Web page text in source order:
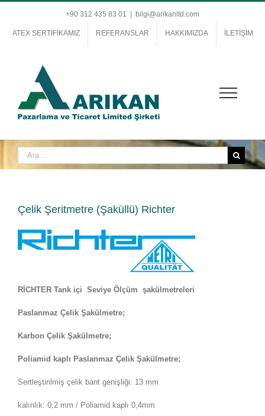
+90 312 435 83 01 bilgi@arikanltd.com
ATEX SERTİFİKAMIZ REFERANSLAR HAKKIMIZDA İLETİŞİM
Çelik Şeritmetre (Şaküllü) Richter
RİCHTER Tank içi Seviye Ölçüm şakülmetreleri
Paslanmaz Çelik Şakülmetre;
Karbon Çelik Şakülmetre;
Poliamid kaplı Paslanmaz Çelik Şakülmetre;
Sertleştirilmiş çelik bant genişliği: 13 mm
kalınlık: 0,2 mm / Poliamid kaplı 0,4mm